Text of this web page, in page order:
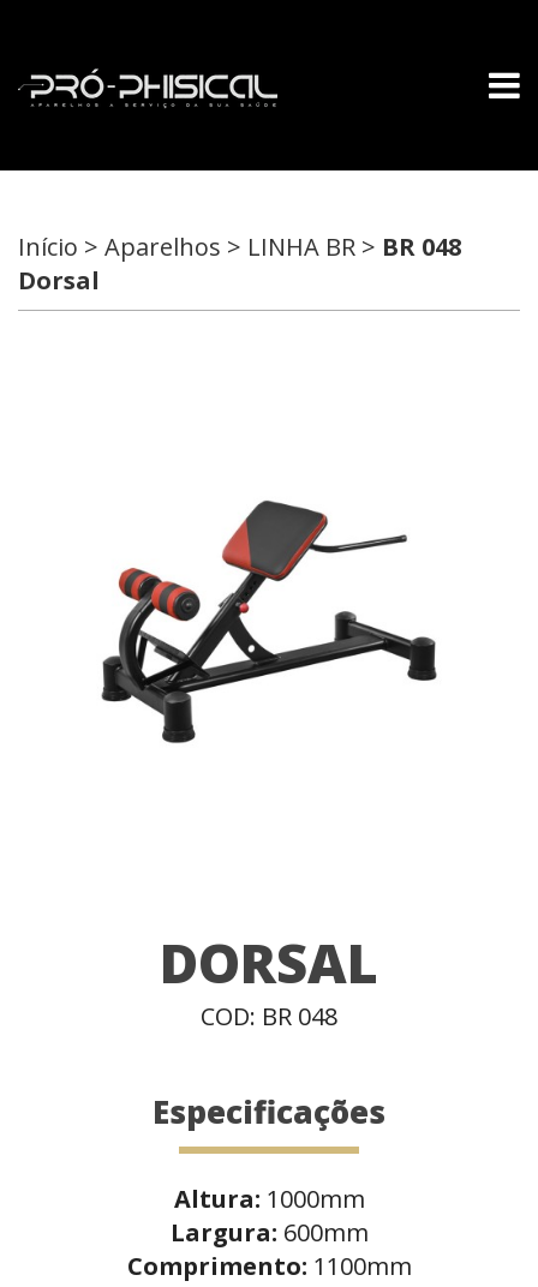
Início > Aparelhos > LINHA BR > BR 048
Dorsal
DORSAL
COD: BR 048
Especificações
Altura: 1000mm
Largura: 600mm
Comprimento: 1100mm